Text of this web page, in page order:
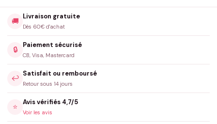
🚚
Livraison gratuite
Dès 60€ d'achat
🔒
Paiement sécurisé
CB, Visa, Mastercard
↩️
Satisfait ou remboursé
Retour sous 14 jours
⭐
Avis vérifiés 4,7/5
Voir les avis